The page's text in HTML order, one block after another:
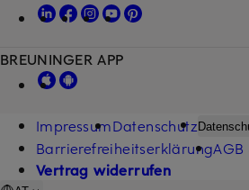
BREUNINGER APP
ImpressumDatenschutz
Barrierefreiheitserklärung
Vertrag widerrufen